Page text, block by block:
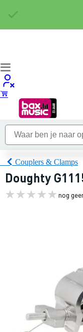
Couplers & Clamps
Doughty
nog